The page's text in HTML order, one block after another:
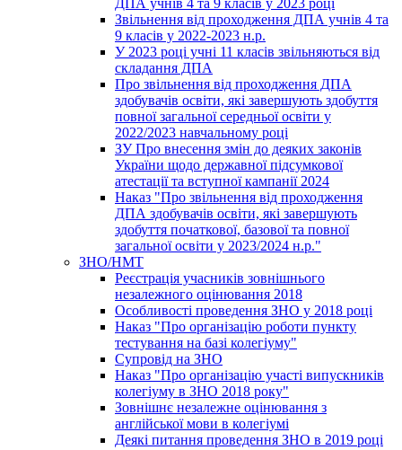
ДПА учнів 4 та 9 класів у 2023 році
Звільнення від проходження ДПА учнів 4 та
9 класів у 2022-2023 н.р.
У 2023 році учні 11 класів звільняються від
складання ДПА
Про звільнення від проходження ДПА
здобувачів освіти, які завершують здобуття
повної загальної середньої освіти у
2022/2023 навчальному році
ЗУ Про внесення змін до деяких законів
України щодо державної підсумкової
атестації та вступної кампанії 2024
Наказ "Про звільнення від проходження
ДПА здобувачів освіти, які завершують
здобуття початкової, базової та повної
загальної освіти у 2023/2024 н.р."
ЗНО/НМТ
Реєстрація учасників зовнішнього
незалежного оцінювання 2018
Особливості проведення ЗНО у 2018 році
Наказ "Про організацію роботи пункту
тестування на базі колегіуму"
Супровід на ЗНО
Наказ "Про організацію участі випускників
колегіуму в ЗНО 2018 року"
Зовнішнє незалежне оцінювання з
англійської мови в колегіумі
Деякі питання проведення ЗНО в 2019 році